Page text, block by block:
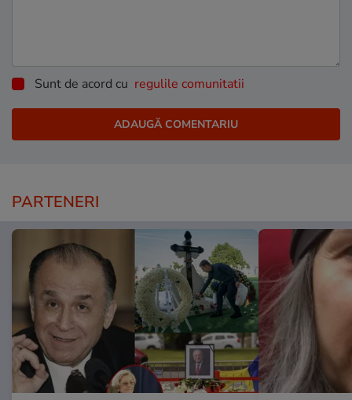
Sunt de acord cu regulile comunitatii
PARTENERI